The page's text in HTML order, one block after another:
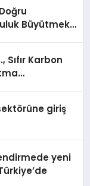
Büyütmek
Karbon
giriş
yeni